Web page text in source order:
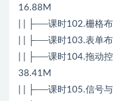
16.88M
| | ├──课时102.栅格
| | ├──课时103.表单
| | ├──课时104.拖动
38.41M
| | ├──课时105.信号